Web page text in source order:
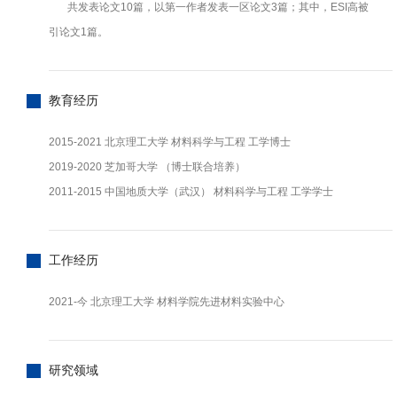
共发表论文10篇，以第一作者发表一区论文3篇；其中，ESI高被
引论文1篇。
教育经历
2015-2021 北京理工大学 材料科学与工程 工学博士
2019-2020 芝加哥大学 （博士联合培养）
2011-2015 中国地质大学（武汉） 材料科学与工程 工学学士
工作经历
2021-今 北京理工大学 材料学院先进材料实验中心
研究领域